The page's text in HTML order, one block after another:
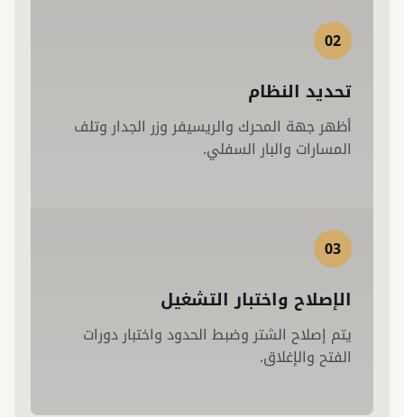
02
تحديد النظام
أظهر جهة المحرك والريسيفر وزر الجدار وتلف
المسارات والبار السفلي.
03
الإصلاح واختبار التشغيل
يتم إصلاح الشتر وضبط الحدود واختبار دورات
الفتح والإغلاق.